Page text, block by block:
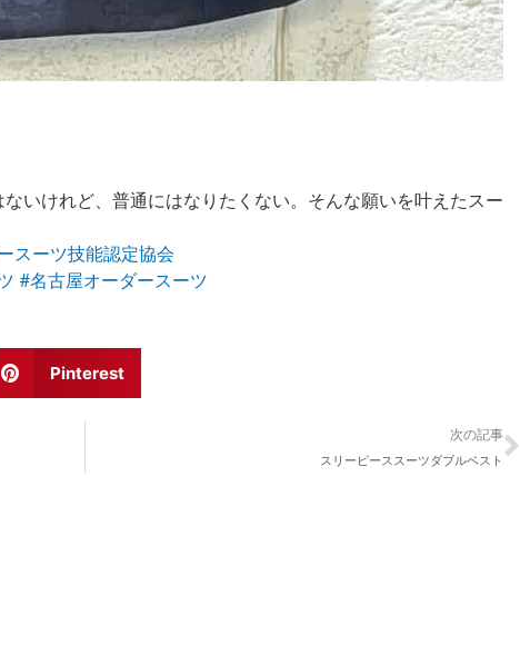
いけれど、普通にはなりたくない。そんな願いを叶えたスー
スーツ技能認定協会
#名古屋オーダースーツ
Pinterest
次の記事
スリーピーススーツダブルベスト